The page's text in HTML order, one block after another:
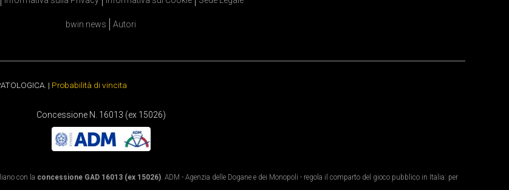
bwin news Autori
| Probabilità di vincita
Concessione N. 16013 (ex 15026)
con la concessione GAD 16013 (ex 15026). ADM - Agenzia delle Dogane e dei Monopoli - regola il comparto del gioco pubblico in Italia: per